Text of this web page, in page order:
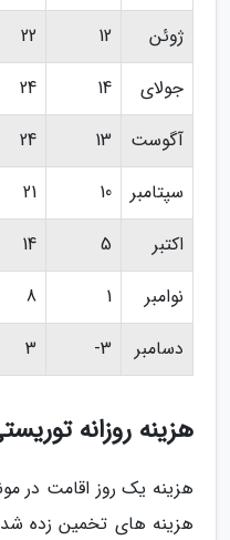
ژوئن
12
22
جولای
14
24
آگوست
13
24
سپتامبر
10
21
اکتبر
5
14
نوامبر
1
8
دسامبر
3-
3
هزینه روزانه
هزینه های تخمین زده